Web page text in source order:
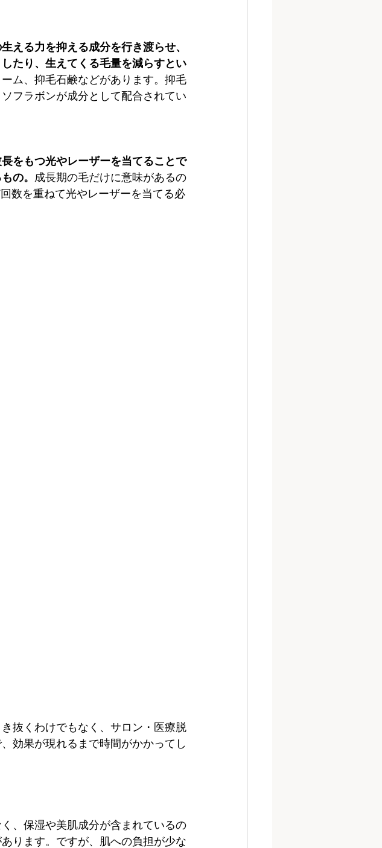
える力を抑える成分を行き渡らせ、
たり、生えてくる毛量を減らすとい
ム、抑毛石鹸などがあります。抑毛
フラボンが成分として配合されてい
をもつ光やレーザーを当てることで
の。 成長期の毛だけに意味があるの
数を重ねて光やレーザーを当てる必
抜くわけでもなく、サロン・医療脱
効果が現れるまで時間がかかってし
、保湿や美肌成分が含まれているの
ります。ですが、肌への負担が少な